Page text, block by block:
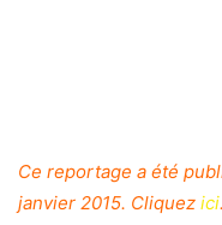
Ce reportage a été
janvier 2015. Cliquez ici.